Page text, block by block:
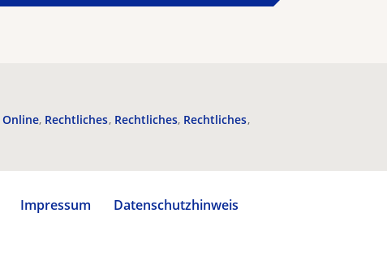
Online Rechtliches Rechtliches Rechtliches
Impressum
Datenschutzhinweis